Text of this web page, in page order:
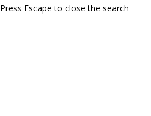
Press Escape to close the search